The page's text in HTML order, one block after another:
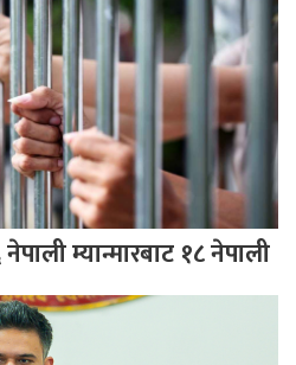
म्यान्मारबाट १८ नेपाली